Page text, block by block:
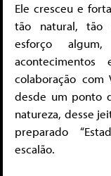
Ele cresceu e
tão natural, tão
esforço
colaboração
desde um ponto
natureza, desse
preparado
escalão.